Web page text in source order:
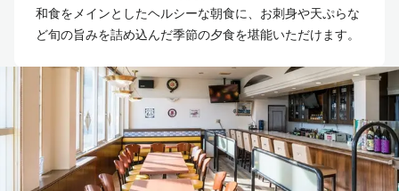
和食をメインとしたヘルシーな朝食に、お刺身や天ぷらな
ど旬の旨みを詰め込んだ季節の夕食を堪能いただけます。